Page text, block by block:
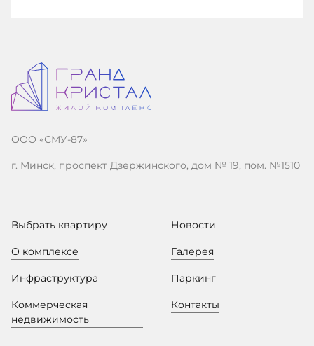
ООО «СМУ-87»
г. Минск, проспект Дзержинского, дом № 19, пом. №1510
Выбрать квартиру Новости
О комплексе Галерея
Инфраструктура Паркинг
Коммерческая
недвижимость
Контакты